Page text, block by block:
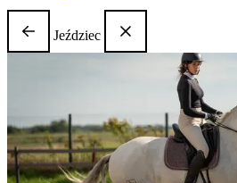
Jeździec